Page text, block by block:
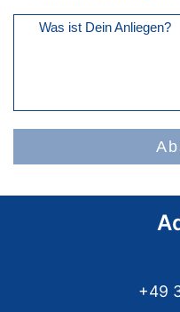
Was ist Dein Anliegen?
+49